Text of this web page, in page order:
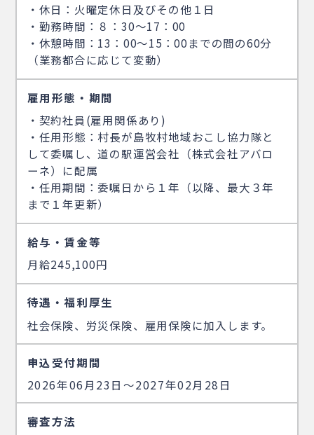
・休日：火曜定休日及びその他１日
・勤務時間：８：30～17：00
・休憩時間：13：00～15：00までの間の60分
（業務都合に応じて変動）
雇用形態・期間
・契約社員(雇用関係あり)
・任用形態：村長が島牧村地域おこし協力隊と
して委嘱し、道の駅運営会社（株式会社アバロ
ーネ）に配属
・任用期間：委嘱日から１年（以降、最大３年
まで１年更新）
給与・賃金等
月給245,100円
待遇・福利厚生
社会保険、労災保険、雇用保険に加入します。
申込受付期間
2026年06月23日〜2027年02月28日
審査方法